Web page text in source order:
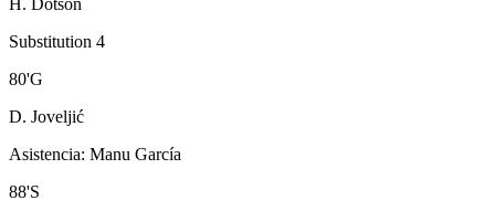
H. Dotson
Substitution 4
80'G
D. Joveljić
Asistencia: Manu García
88'S